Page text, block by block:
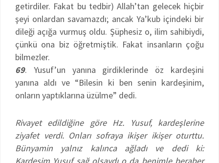
getirdiler. Fakat bu tedbir) Allah’tan gelecek hiçbir
şeyi onlardan savamazdı; ancak Ya’kub içindeki bir
dileği açığa vurmuş oldu. Şüphesiz o, ilim sahibiydi,
çünkü ona biz öğretmiştik. Fakat insanların çoğu
bilmezler.
69. Yusuf’un yanına girdiklerinde öz kardeşini
yanına aldı ve “Bilesin ki ben senin kardeşinim,
onların yaptıklarına üzülme” dedi.
Rivayet edildiğine göre Hz. Yusuf, kardeşlerine
ziyafet verdi. Onları sofraya ikişer ikişer oturttu.
Bünyamin yalnız kalınca ağladı ve dedi ki: